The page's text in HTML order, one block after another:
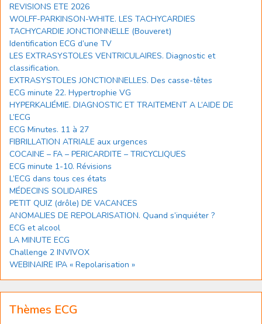
REVISIONS ETE 2026
WOLFF-PARKINSON-WHITE. LES TACHYCARDIES
TACHYCARDIE JONCTIONNELLE (Bouveret)
Identification ECG d’une TV
LES EXTRASYSTOLES VENTRICULAIRES. Diagnostic et
classification.
EXTRASYSTOLES JONCTIONNELLES. Des casse-têtes
ECG minute 22. Hypertrophie VG
HYPERKALIÉMIE. DIAGNOSTIC ET TRAITEMENT A L’AIDE DE
L’ECG
ECG Minutes. 11 à 27
FIBRILLATION ATRIALE aux urgences
COCAINE – FA – PERICARDITE – TRICYCLIQUES
ECG minute 1-10. Révisions
L’ECG dans tous ces états
MÉDECINS SOLIDAIRES
PETIT QUIZ (drôle) DE VACANCES
ANOMALIES DE REPOLARISATION. Quand s’inquiéter ?
ECG et alcool
LA MINUTE ECG
Challenge 2 INVIVOX
WEBINAIRE IPA « Repolarisation »
Thèmes ECG